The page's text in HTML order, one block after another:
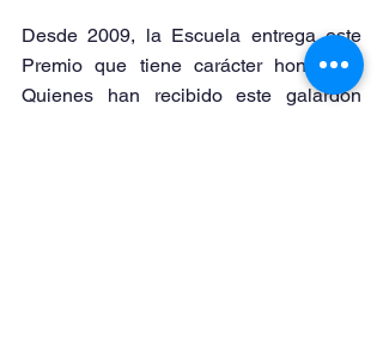
Desde 2009, la Escuela entrega este
Premio que tiene carácter honorífico.
Quienes han recibido este galardón